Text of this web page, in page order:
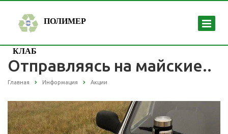
ПОЛИМЕР
КЛАБ
Отправляясь на майские..
Главная Информация Акции